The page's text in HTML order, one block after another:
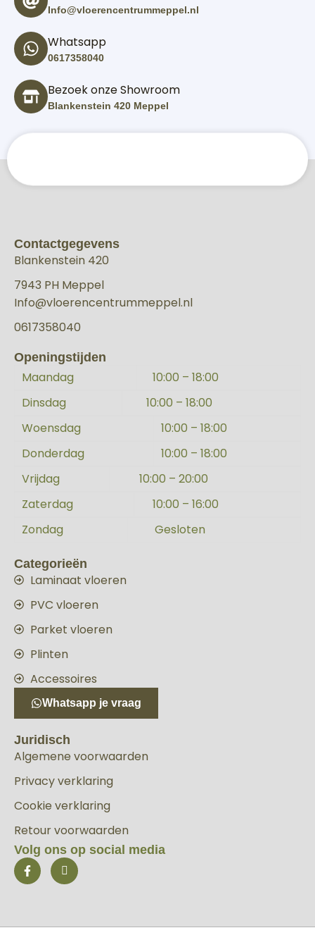
Info@vloerencentrummeppel.nl
Whatsapp
0617358040
Bezoek onze Showroom
Blankenstein 420 Meppel
Contactgegevens
Blankenstein 420
7943 PH Meppel
Info@vloerencentrummeppel.nl
0617358040
Openingstijden
Maandag
10:00 – 18:00
Dinsdag
10:00 – 18:00
Woensdag
10:00 – 18:00
Donderdag
10:00 – 18:00
Vrijdag
10:00 – 20:00
Zaterdag
10:00 – 16:00
Zondag
Gesloten
Categorieën
Laminaat vloeren
PVC vloeren
Parket vloeren
Plinten
Accessoires
Whatsapp je vraag
Juridisch
Algemene voorwaarden
Privacy verklaring
Cookie verklaring
Retour voorwaarden
Volg ons op social media